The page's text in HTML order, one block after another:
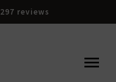
297 reviews